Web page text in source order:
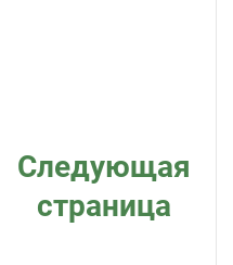
Следующая
страница